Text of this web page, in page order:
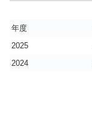
年度
2025
2024